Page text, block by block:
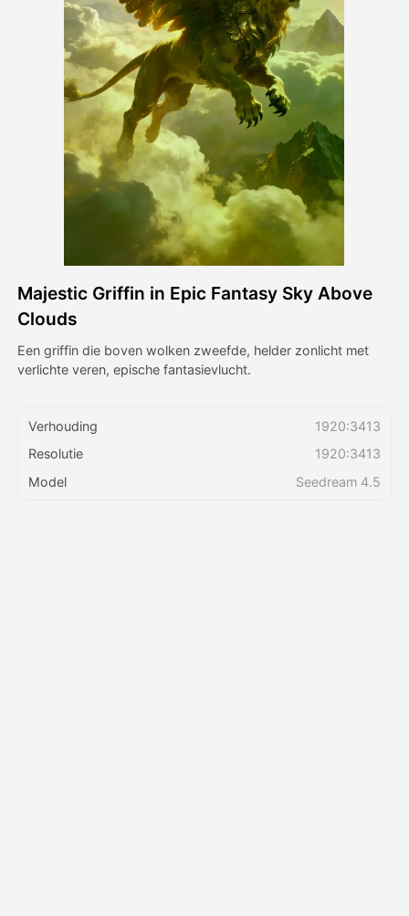
Avatar Video
AI Video
Foto van AI
Andere instrumenten
Bekijk alle sjablonen
Galerij
Blog
Prijzen
Majestic Griffin in Epic Fantasy Sky Above
Clouds
Een griffin die boven wolken zweefde, helder zonlicht met
verlichte veren, epische fantasievlucht.
Verhouding
1920:3413
Resolutie
1920:3413
Model
Seedream 4.5